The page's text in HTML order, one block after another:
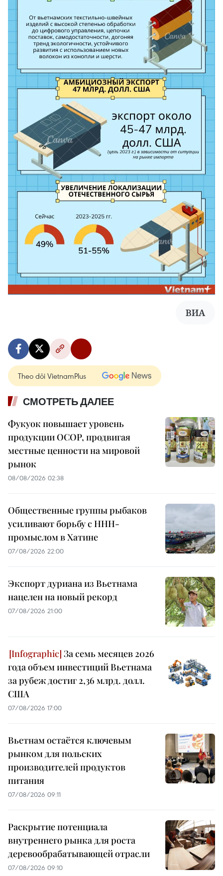
ВИА
Theo dõi VietnamPlus
СМОТРЕТЬ ДАЛЕЕ
Фукуок повышает уровень
продукции OCOP, продвигая
местные ценности на мировой
рынок
08/08/2026 02:38
Общественные группы рыбаков
усиливают борьбу с ННН-
промыслом в Хатине
07/08/2026 22:00
Экспорт дуриана из Вьетнама
нацелен на новый рекорд
07/08/2026 21:00
За семь месяцев 2026
года объем инвестиций Вьетнама
за рубеж достиг 2,36 млрд. долл.
США
07/08/2026 17:00
Вьетнам остаётся ключевым
рынком для польских
производителей продуктов
питания
07/08/2026 09:11
Раскрытие потенциала
внутреннего рынка для роста
деревообрабатывающей отрасли
07/08/2026 09:10